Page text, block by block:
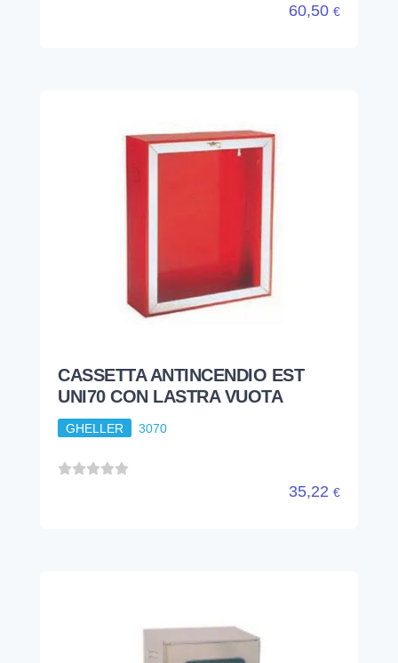
60,50 €
CASSETTA ANTINCENDIO EST
UNI70 CON LASTRA VUOTA
GHELLER 3070
35,22 €